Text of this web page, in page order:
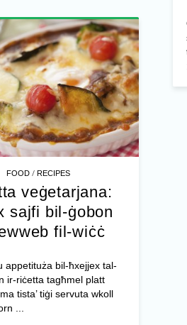
FOOD /RECIPES
veġetarjana:
sajfi bil-ġobon
fil-wiċċ
appetituża bil-ħxejjex tal-
ir-riċetta tagħmel platt
tista’ tiġi servuta wkoll
...